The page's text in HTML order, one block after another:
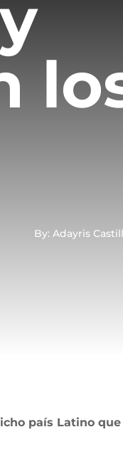
By: Adayris
país Latino que